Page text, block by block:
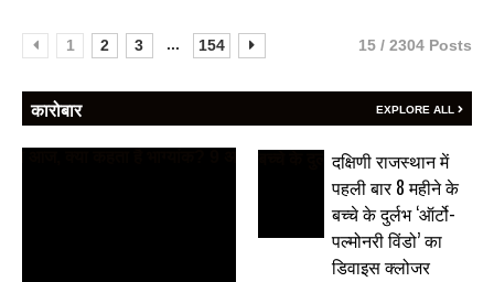
1 2 3 ... 154 15 / 2304 Posts
कारोबार EXPLORE ALL
दक्षिणी राजस्थान में
पहली बार 8 महीने के
बच्चे के दुर्लभ ‘ऑर्टो-
पल्मोनरी विंडो’ का
डिवाइस क्लोजर